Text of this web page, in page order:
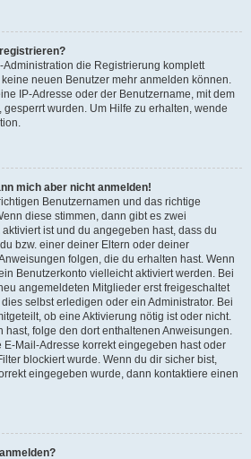
Administration die Registrierung komplett
neuen Benutzer mehr anmelden können.
IP-Adresse oder der Benutzername, mit dem
wurden. Um Hilfe zu erhalten, wende
mich aber nicht anmelden!
Benutzernamen und das richtige
diese stimmen, dann gibt es zwei
aktiviert ist und du angegeben hast, dass du
bzw. einer deiner Eltern oder deiner
folgen, die du erhalten hast. Wenn
Benutzerkonto vielleicht aktiviert werden. Bei
angemeldeten Mitglieder erst freigeschaltet
selbst erledigen oder ein Administrator. Bei
ob eine Aktivierung nötig ist oder nicht.
hast, folge den dort enthaltenen Anweisungen.
Mail-Adresse korrekt eingegeben hast oder
blockiert wurde. Wenn du dir sicher bist,
eingegeben wurde, dann kontaktiere einen